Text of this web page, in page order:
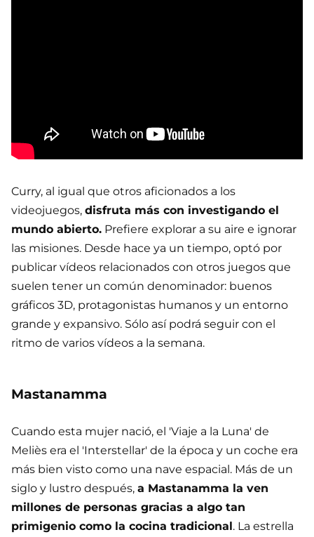
Curry, al igual que otros aficionados a los
videojuegos, disfruta más con investigando el
mundo abierto. Prefiere explorar a su aire e ignorar
las misiones. Desde hace ya un tiempo, optó por
publicar vídeos relacionados con otros juegos que
suelen tener un común denominador: buenos
gráficos 3D, protagonistas humanos y un entorno
grande y expansivo. Sólo así podrá seguir con el
ritmo de varios vídeos a la semana.
Mastanamma
Cuando esta mujer nació, el 'Viaje a la Luna' de
Meliès era el 'Interstellar' de la época y un coche era
más bien visto como una nave espacial. Más de un
siglo y lustro después, a Mastanamma la ven
millones de personas gracias a algo tan
primigenio como la cocina tradicional. La estrella